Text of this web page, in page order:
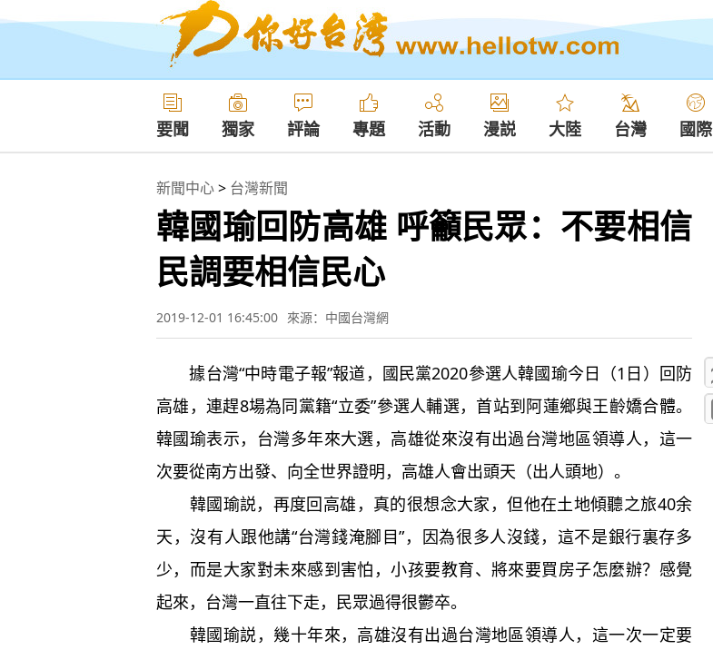
要聞 獨家 評論 專題 活動 漫説 大陸 台灣 國際
新聞中心> 台灣新聞
韓國瑜回防高雄 呼籲民眾：不要相信
民調要相信民心
2019-12-01 16:45:00 來源：中國台灣網
據台灣“中時電子報”報道，國民黨2020參選人韓國瑜今日（1日）回防
高雄，連趕8場為同黨籍“立委”參選人輔選，首站到阿蓮鄉與王齡嬌合體。
韓國瑜表示，台灣多年來大選，高雄從來沒有出過台灣地區領導人，這一
次要從南方出發、向全世界證明，高雄人會出頭天（出人頭地）。
韓國瑜説，再度回高雄，真的很想念大家，但他在土地傾聽之旅40余
天，沒有人跟他講“台灣錢淹腳目”，因為很多人沒錢，這不是銀行裏存多
少，而是大家對未來感到害怕，小孩要教育、將來要買房子怎麼辦？感覺
起來，台灣一直往下走，民眾過得很鬱卒。
韓國瑜説，幾十年來，高雄沒有出過台灣地區領導人，這一次一定要